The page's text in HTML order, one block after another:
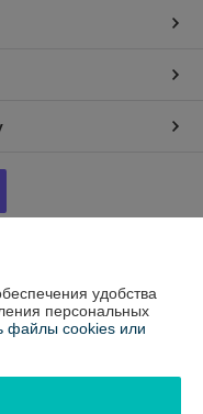
РЕШЕНИЯ»
с/с, аг. Сеница, ул.
удобства
персональных
файлы cookies или